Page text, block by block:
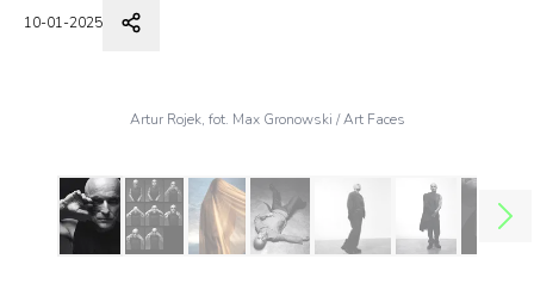
10-01-2025
Artur Rojek, fot. Max Gronowski / Art Faces